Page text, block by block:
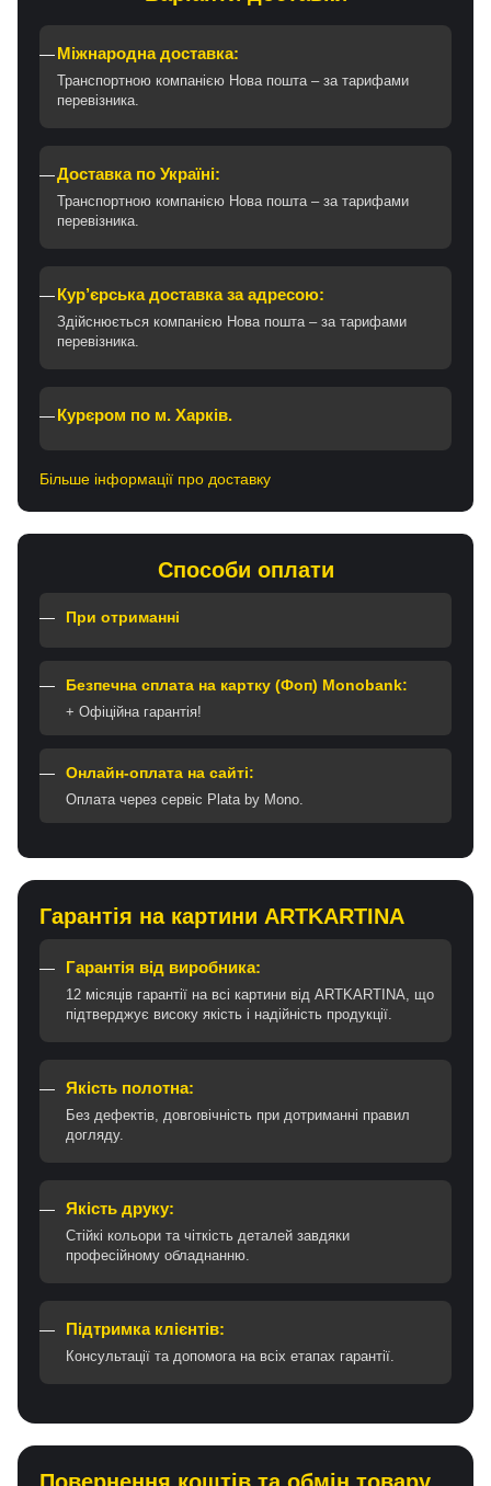
Міжнародна доставка:
Транспортною компанією Нова пошта – за тарифами
перевізника.
Доставка по Україні:
Транспортною компанією Нова пошта – за тарифами
перевізника.
Кур’єрська доставка за адресою:
Здійснюється компанією Нова пошта – за тарифами
перевізника.
Курєром по м. Харків.
Більше інформації про доставку
Способи оплати
При отриманні
Безпечна сплата на картку (Фоп) Monobank:
+ Офіційна гарантія!
Онлайн-оплата на сайті:
Оплата через сервіс Plata by Mono.
Гарантія на картини ARTKARTINA
Гарантія від виробника:
12 місяців гарантії на всі картини від ARTKARTINA, що
підтверджує високу якість і надійність продукції.
Якість полотна:
Без дефектів, довговічність при дотриманні правил
догляду.
Якість друку:
Стійкі кольори та чіткість деталей завдяки
професійному обладнанню.
Підтримка клієнтів:
Консультації та допомога на всіх етапах гарантії.